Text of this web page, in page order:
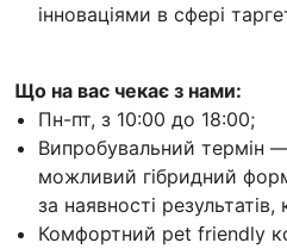
інноваціями в сфері
Що на вас чекає з нами:
Пн-пт, з 10:00 до 18:00;
Випробувальний термін
можливий гібридний
за наявності
Комфортний pet friendly